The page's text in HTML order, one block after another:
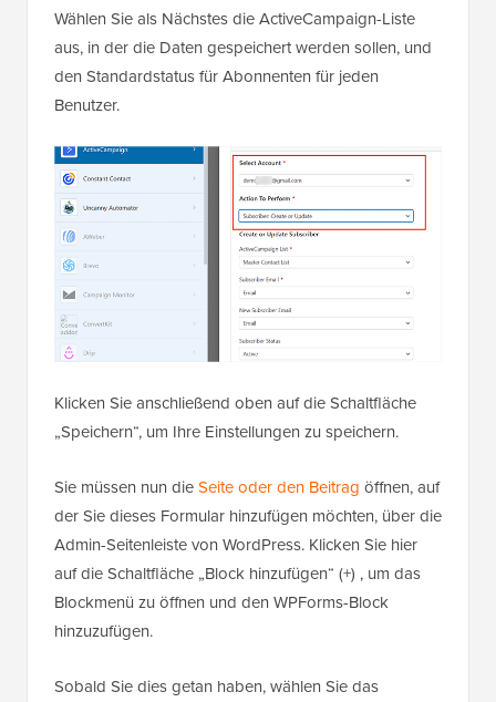
Wählen Sie als Nächstes die ActiveCampaign-Liste
aus, in der die Daten gespeichert werden sollen, und
den Standardstatus für Abonnenten für jeden
Benutzer.
Klicken Sie anschließend oben auf die Schaltfläche
„Speichern“, um Ihre Einstellungen zu speichern.
Sie müssen nun dieSeite oder den Beitrag öffnen, auf
der Sie dieses Formular hinzufügen möchten, über die
Admin-Seitenleiste von WordPress. Klicken Sie hier
auf die Schaltfläche „Block hinzufügen“ (+) , um das
Blockmenü zu öffnen und den WPForms-Block
hinzuzufügen.
Sobald Sie dies getan haben, wählen Sie das